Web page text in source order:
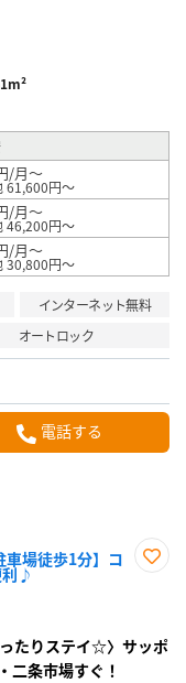
/月～
61,600円～
/月～
46,200円～
/月～
30,800円～
インターネット無料
オートロック
電話する
車場徒歩1分】コ
利♪
ったりステイ☆〉サッポ
二条市場すぐ！